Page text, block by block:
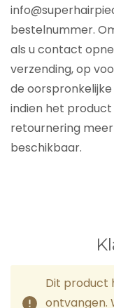
bestelnummer.
als u contact
verzending, op
de
indien het product
retournering
beschikbaar.
Dit product
ontvangen.